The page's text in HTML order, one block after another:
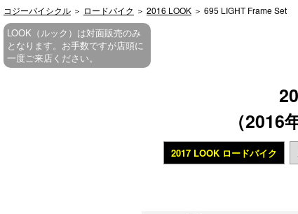
コジーバイシクル ＞ ロードバイク ＞ 2016 LOOK ＞ 695 LIGHT Frame Set
（
LOOK（ルック）は対面販売のみ
となります。お手数ですが店頭に
一度ご来店ください。
2017 LOOK ロードバイク